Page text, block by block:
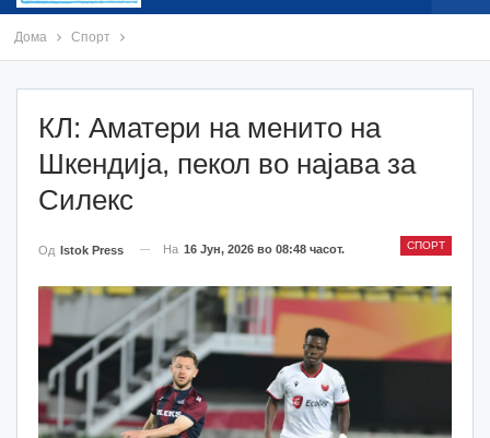
Дома Спорт
КЛ: Аматери на менито на
Шкендија, пекол во најава за
Силекс
СПОРТ
Од Istok Press На 16 Јун, 2026 во 08:48 часот.